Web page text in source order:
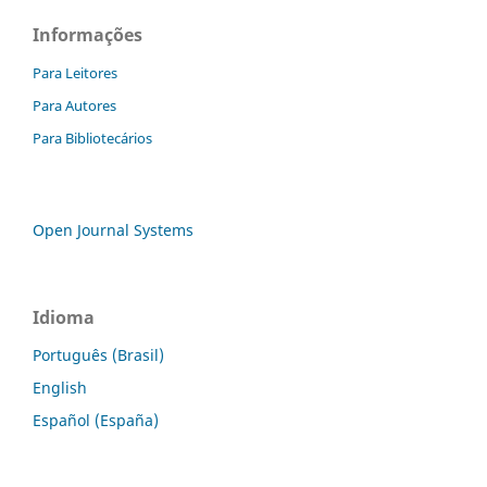
Informações
Para Leitores
Para Autores
Para Bibliotecários
Open Journal Systems
Idioma
Português (Brasil)
English
Español (España)